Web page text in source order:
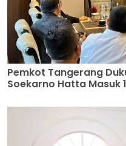
Pemkot Tangerang
Soekarno Hatta Masuk